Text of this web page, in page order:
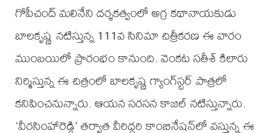
గోపీచంద్‌ మలినేని దర్శకత్వంలో అగ్ర కథానాయకుడు
బాలకృష్ణ నటిస్తున్న 111వ సినిమా చిత్రీకరణ ఈ వారం
ముంబయిలో ప్రారంభం కానుంది. వెంకట సతీశ్‌ కిలారు
నిర్మిస్తున్న ఈ చిత్రంలో బాలకృష్ణ గ్యాంగ్‌స్టర్‌ పాత్రలో
కనిపించనున్నారు. ఆయన సరసన కాజల్‌ నటిస్తున్నారు.
'వీరసింహారెడ్డి' తర్వాత వీరిద్దరి కాంబినేషన్‌లో వస్తున్న ఈ